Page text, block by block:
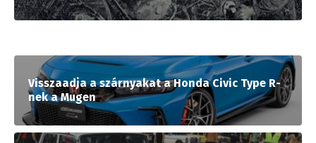
Visszaadja a szárnyakat a Honda Civic Type R-
nek a Mugen